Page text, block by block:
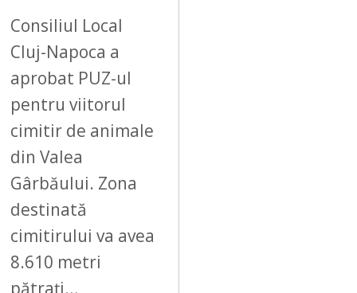
Consiliul Local
Cluj-Napoca a
aprobat PUZ-ul
pentru viitorul
cimitir de animale
din Valea
Gârbăului. Zona
destinată
cimitirului va avea
8.610 metri
pătrați…